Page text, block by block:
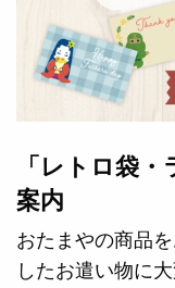
「レトロ袋
案内
おたまやの商品
したお遣い物に